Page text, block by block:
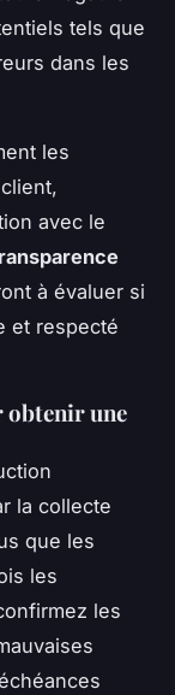
tels que
dans les
les
avec le
à évaluer si
et respecté
obtenir une
la collecte
que les
les
les